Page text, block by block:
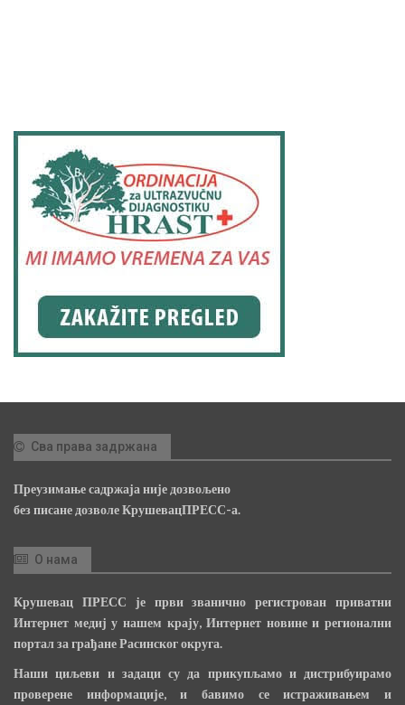
Сва права задржана
Преузимање садржаја није дозвољено
без писане дозволе КрушевацПРЕСС-а.
О нама
Крушевац ПРЕСС је први званично регистрован приватни
Интернет медиј у нашем крају, Интернет новине и регионални
портал за грађане Расинског округа.
Наши циљеви и задаци су да прикупљамо и дистрибуирамо
проверене информације, и бавимо се истраживањем и